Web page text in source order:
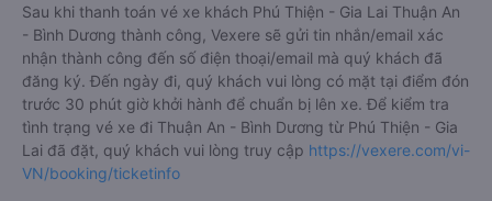
Sau khi thanh toán vé xe khách Phú Thiện - Gia Lai Thuận An
- Bình Dương thành công, Vexere sẽ gửi tin nhắn/email xác
nhận thành công đến số điện thoại/email mà quý khách đã
đăng ký. Đến ngày đi, quý khách vui lòng có mặt tại điểm đón
trước 30 phút giờ khởi hành để chuẩn bị lên xe. Để kiểm tra
tình trạng vé xe đi Thuận An - Bình Dương từ Phú Thiện - Gia
Lai đã đặt, quý khách vui lòng truy cập https://vexere.com/vi-
VN/booking/ticketinfo